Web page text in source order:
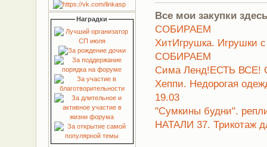
Наградки
Все мои закупки
СОБИРАЕМ
ХитИгрушка. Игрушки
СОБИРАЕМ
Сима Ленд!ЕСТЬ ВСЕ!
Хеппи. Недорогая
19.03
"Сумкины будни".
НАТАЛИ 37. Трикотаж